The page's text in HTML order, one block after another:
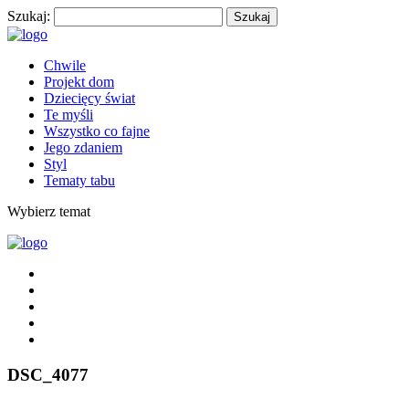
Szukaj:
Chwile
Projekt dom
Dziecięcy świat
Te myśli
Wszystko co fajne
Jego zdaniem
Styl
Tematy tabu
Wybierz temat
DSC_4077